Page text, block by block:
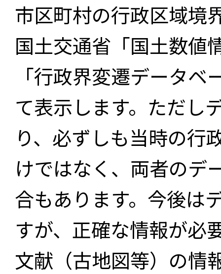
市区町村の行政区域境
国土交通省「国土数値
「行政界変遷データ
て表示します。ただし
り、必ずしも当時の行
けではなく、両者のデ
合もあります。今後は
すが、正確な情報が必
文献（古地図等）の情